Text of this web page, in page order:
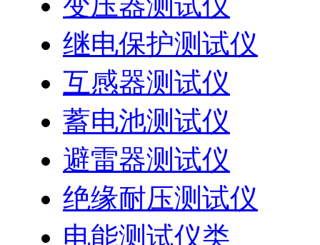
继电保护测试仪
互感器测试仪
蓄电池测试仪
避雷器测试仪
绝缘耐压测试仪
电能测试仪类